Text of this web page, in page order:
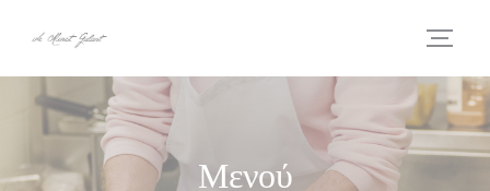
Μενού